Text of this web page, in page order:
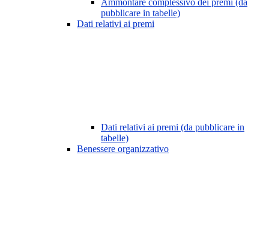
Ammontare complessivo dei premi (da
pubblicare in tabelle)
Dati relativi ai premi
Dati relativi ai premi (da pubblicare in
tabelle)
Benessere organizzativo